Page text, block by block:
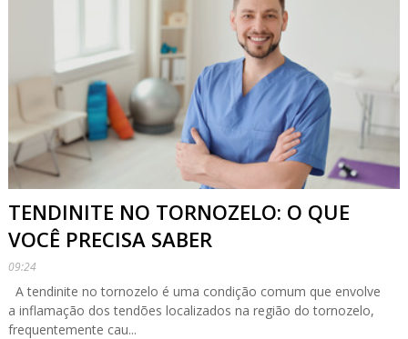
TENDINITE NO TORNOZELO: O QUE
VOCÊ PRECISA SABER
09:24
A tendinite no tornozelo é uma condição comum que envolve
a inflamação dos tendões localizados na região do tornozelo,
frequentemente cau...